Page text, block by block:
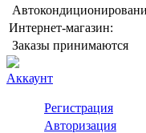
Интернет-магазин:
Заказы принимаются
Аккаунт
Регистрация
Авторизация